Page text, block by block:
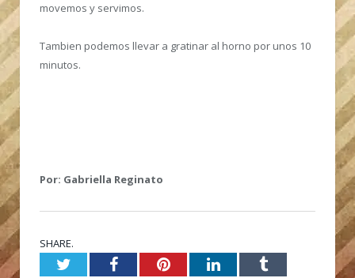
movemos y servimos.
Tambien podemos llevar a gratinar al horno por unos 10
minutos.
Por: Gabriella Reginato
SHARE.
TwitterFacebookPinterestLinkedInTumblr